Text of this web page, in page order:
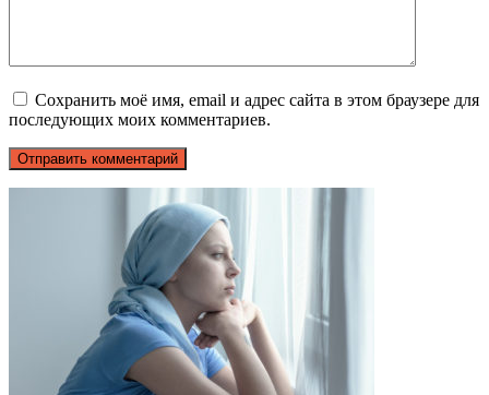
Сохранить моё имя, email и адрес сайта в этом браузере для
последующих моих комментариев.